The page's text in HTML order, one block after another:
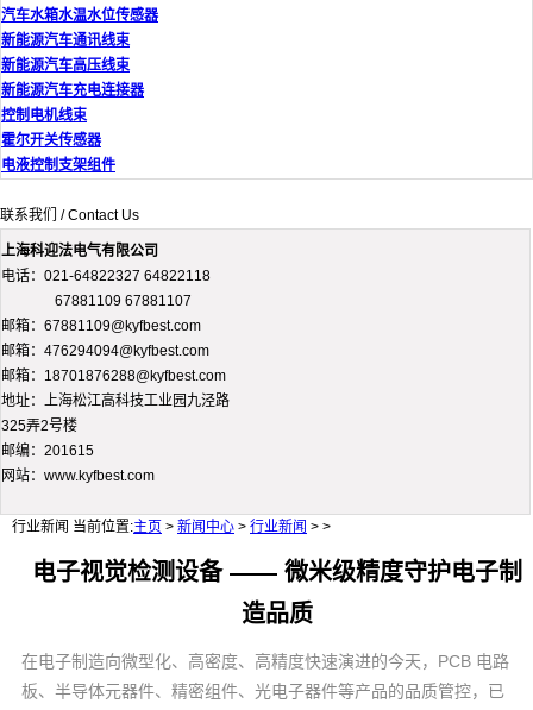
汽车水箱水温水位传感器
新能源汽车通讯线束
新能源汽车高压线束
新能源汽车充电连接器
控制电机线束
霍尔开关传感器
电液控制支架组件
联系我们 / Contact Us
上海科迎法电气有限公司
电话：021-64822327 64822118
67881109 67881107
邮箱：67881109@kyfbest.com
邮箱：476294094@kyfbest.com
邮箱：18701876288@kyfbest.com
地址：上海松江高科技工业园九泾路
325弄2号楼
邮编：201615
网站：www.kyfbest.com
行业新闻 当前位置:主页 > 新闻中心 > 行业新闻 > >
电子视觉检测设备 —— 微米级精度守护电子制
造品质
在电子制造向微型化、高密度、高精度快速演进的今天，PCB 电路
板、半导体元器件、精密组件、光电子器件等产品的品质管控，已